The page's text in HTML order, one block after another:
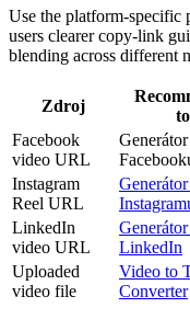
Use the platform-specific
users clearer copy-link
blending across different
Zdroj
Facebook
video URL
Instagram
Reel URL
LinkedIn
video URL
LinkedIn
Uploaded
video file
Video to
Converter